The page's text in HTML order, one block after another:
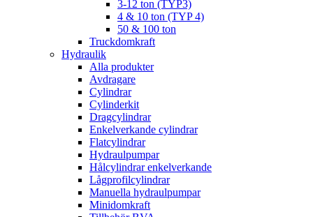
3-12 ton (TYP3)
4 & 10 ton (TYP 4)
50 & 100 ton
Truckdomkraft
Hydraulik
Alla produkter
Avdragare
Cylindrar
Cylinderkit
Dragcylindrar
Enkelverkande cylindrar
Flatcylindrar
Hydraulpumpar
Hålcylindrar enkelverkande
Lågprofilcylindrar
Manuella hydraulpumpar
Minidomkraft